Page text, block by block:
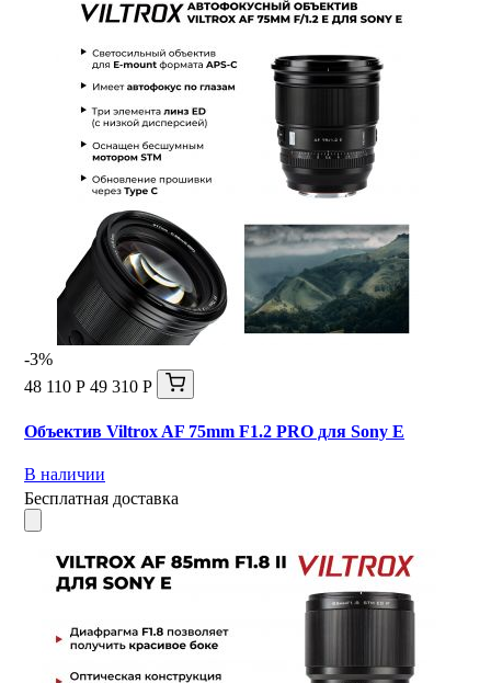
-3%
48 110 Р 49 310 Р
Объектив Viltrox AF 75mm F1.2 PRO для Sony E
В наличии
Бесплатная доставка